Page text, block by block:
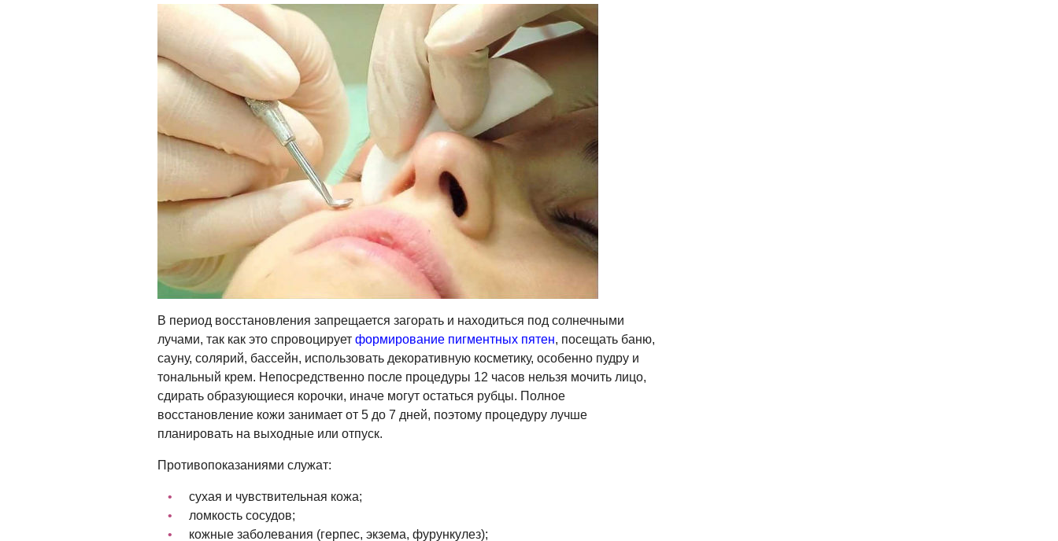
В период восстановления запрещается загорать и находиться под солнечными
лучами, так как это спровоцирует формирование пигментных пятен, посещать баню,
сауну, солярий, бассейн, использовать декоративную косметику, особенно пудру и
тональный крем. Непосредственно после процедуры 12 часов нельзя мочить лицо,
сдирать образующиеся корочки, иначе могут остаться рубцы. Полное
восстановление кожи занимает от 5 до 7 дней, поэтому процедуру лучше
планировать на выходные или отпуск.
Противопоказаниями служат:
сухая и чувствительная кожа;
ломкость сосудов;
кожные заболевания (герпес, экзема, фурункулез);